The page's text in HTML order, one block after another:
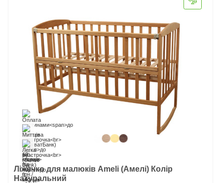
Ліжечко для малюків Ameli (Амелі) Колір
Натуральний